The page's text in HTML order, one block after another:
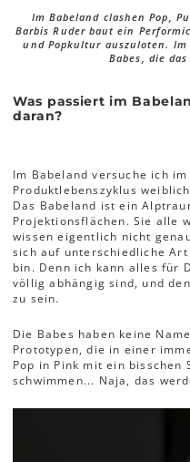
Im Babeland clashen Pop,
Barbis Ruder baut ein
und Popkultur auszuloten.
Babes, die
Was passiert im
daran?
Im Babeland versuche ich
Produktlebenszyklus
Das Babeland ist ein
Projektionsflächen. Sie alle
wissen eigentlich nicht
sich auf unterschiedliche
bin. Denn ich kann alles für
völlig abhängig sind, und
zu sein.
Die Babes haben keine
Prototypen, die in einer
Pop in Pink mit ein bisschen
schwimmen... Naja, das